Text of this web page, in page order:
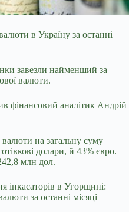
в Україну за останні
завезли найменший за
валюти.
фінансовий аналітик Андрій
валюти на загальну суму
долари, й 43% євро.
млн дол.